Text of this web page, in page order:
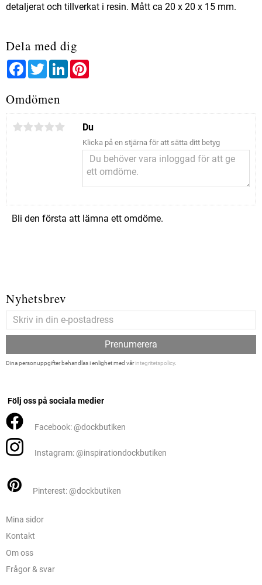
detaljerat och tillverkat i resin. Mått ca 20 x 20 x 15 mm.
Dela med dig
FacebookTwitterLinkedIn
Omdömen
Du
Klicka på en stjärna för att sätta ditt betyg
Bli den första att lämna ett omdöme.
Nyhetsbrev
Prenumerera
Dina personuppgifter behandlas i enlighet med vårintegritetspolicy.
Följ oss på sociala medier
Facebook: @dockbutiken
Instagram: @inspirationdockbutiken
Pinterest: @dockbutiken
Mina sidor
Kontakt
Om oss
Frågor & svar